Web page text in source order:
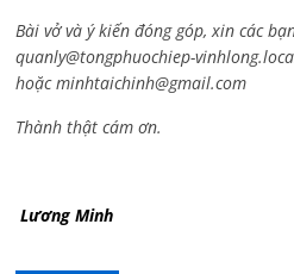
Bài vở và ý kiến đóng góp, xin các
quanly@tongphuochiep-
hoặcminhtaichinh@gmail.com
Thành thật cám ơn.
Lương Minh